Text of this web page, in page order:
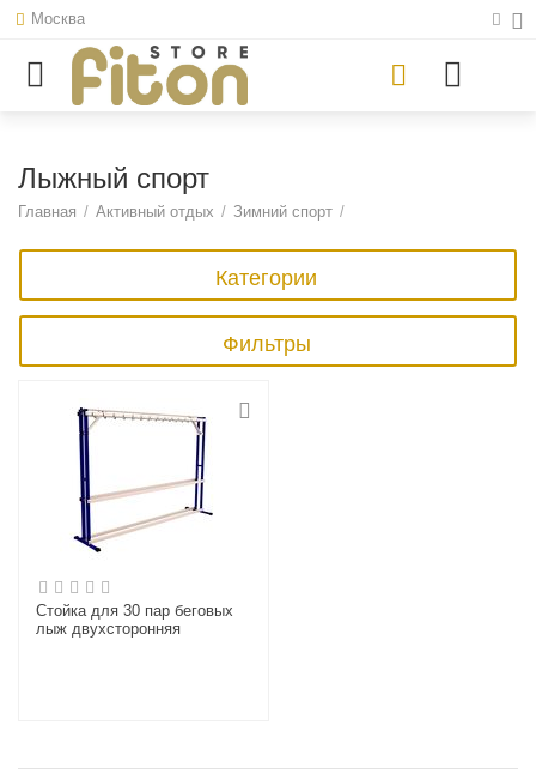
Москва
Лыжный спорт
Главная / Активный отдых / Зимний спорт /
Категории
Фильтры
Стойка для 30 пар беговых
лыж двухсторонняя